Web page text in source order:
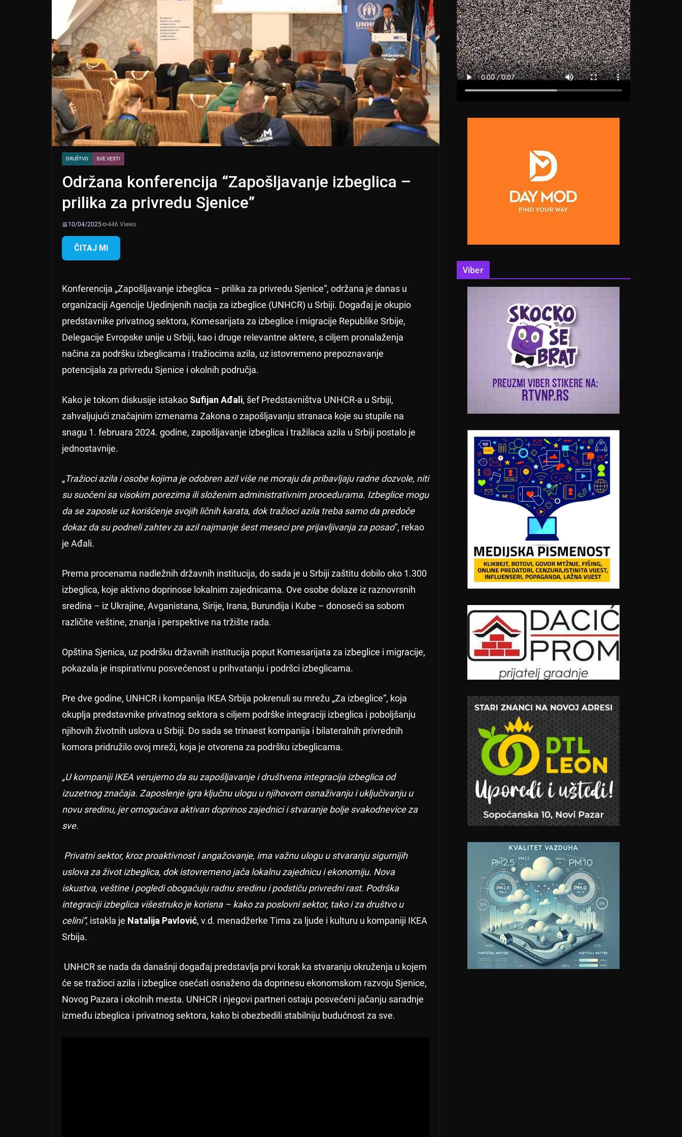
DRUŠTVO SVE VESTI
Održana konferencija “Zapošljavanje izbeglica –
prilika za privredu Sjenice”
10/04/2025 446 Views
ČITAJ MI
Konferencija „Zapošljavanje izbeglica – prilika za privredu Sjenice“, održana je danas u
organizaciji Agencije Ujedinjenih nacija za izbeglice (UNHCR) u Srbiji. Događaj je okupio
predstavnike privatnog sektora, Komesarijata za izbeglice i migracije Republike Srbije,
Delegacije Evropske unije u Srbiji, kao i druge relevantne aktere, s ciljem pronalaženja
načina za podršku izbeglicama i tražiocima azila, uz istovremeno prepoznavanje
potencijala za privredu Sjenice i okolnih područja.
Kako je tokom diskusije istakao Sufijan Ađali, šef Predstavništva UNHCR-a u Srbiji,
zahvaljujući značajnim izmenama Zakona o zapošljavanju stranaca koje su stupile na
snagu 1. februara 2024. godine, zapošljavanje izbeglica i tražilaca azila u Srbiji postalo je
jednostavnije.
„Tražioci azila i osobe kojima je odobren azil više ne moraju da pribavljaju radne dozvole, niti
su suočeni sa visokim porezima ili složenim administrativnim procedurama. Izbeglice mogu
da se zaposle uz korišćenje svojih ličnih karata, dok tražioci azila treba samo da predoče
dokaz da su podneli zahtev za azil najmanje šest meseci pre prijavljivanja za posao“, rekao
je Ađali.
Prema procenama nadležnih državnih institucija, do sada je u Srbiji zaštitu dobilo oko 1.300
izbeglica, koje aktivno doprinose lokalnim zajednicama. Ove osobe dolaze iz raznovrsnih
sredina – iz Ukrajine, Avganistana, Sirije, Irana, Burundija i Kube – donoseći sa sobom
različite veštine, znanja i perspektive na tržište rada.
Opština Sjenica, uz podršku državnih institucija poput Komesarijata za izbeglice i migracije,
pokazala je inspirativnu posvećenost u prihvatanju i podršci izbeglicama.
Pre dve godine, UNHCR i kompanija IKEA Srbija pokrenuli su mrežu „Za izbeglice“, koja
okuplja predstavnike privatnog sektora s ciljem podrške integraciji izbeglica i poboljšanju
njihovih životnih uslova u Srbiji. Do sada se trinaest kompanija i bilateralnih privrednih
komora pridružilo ovoj mreži, koja je otvorena za podršku izbeglicama.
„U kompaniji IKEA verujemo da su zapošljavanje i društvena integracija izbeglica od
izuzetnog značaja. Zaposlenje igra ključnu ulogu u njihovom osnaživanju i uključivanju u
novu sredinu, jer omogućava aktivan doprinos zajednici i stvaranje bolje svakodnevice za
sve.
Privatni sektor, kroz proaktivnost i angažovanje, ima važnu ulogu u stvaranju sigurnijih
uslova za život izbeglica, dok istovremeno jača lokalnu zajednicu i ekonomiju. Nova
iskustva, veštine i pogledi obogaćuju radnu sredinu i podstiču privredni rast. Podrška
integraciji izbeglica višestruko je korisna – kako za poslovni sektor, tako i za društvo u
celini“, istakla je Natalija Pavlović, v.d. menadžerke Tima za ljude i kulturu u kompaniji IKEA
Srbija.
UNHCR se nada da današnji događaj predstavlja prvi korak ka stvaranju okruženja u kojem
će se tražioci azila i izbeglice osećati osnaženo da doprinesu ekonomskom razvoju Sjenice,
Novog Pazara i okolnih mesta. UNHCR i njegovi partneri ostaju posvećeni jačanju saradnje
između izbeglica i privatnog sektora, kako bi obezbedili stabilniju budućnost za sve.
Viber